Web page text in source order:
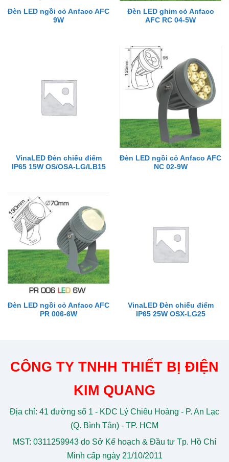
Đèn LED ngồi cỏ Anfaco AFC
9W
Đèn LED ghim cỏ Anfaco
AFC RC 04-5W
VinaLED Đèn chiếu điểm
IP65 15W OS/OSA-LG/LB15
Đèn LED ngồi cỏ Anfaco AFC
NC 02-9W
Đèn LED ngồi cỏ Anfaco AFC
PR 006-6W
VinaLED Đèn chiếu điểm
IP65 25W OSX-LG25
CÔNG TY TNHH THIẾT BỊ ĐIỆN
KIM QUANG
Địa chỉ: 41 đường số 1 - KDC Lý Chiêu Hoàng - P. An Lạc
(Q. Bình Tân) - TP. HCM
MST: 0311259943 do Sở Kế hoạch & Đầu tư Tp. Hồ Chí
Minh cấp ngày 21/10/2011